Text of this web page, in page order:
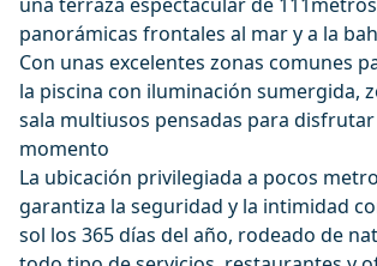
una terraza espectacular de
panorámicas frontales al mar y a la
Con unas excelentes zonas comunes
la piscina con iluminación sumergida,
sala multiusos pensadas para
momento
La ubicación privilegiada a pocos
garantiza la seguridad y la intimidad
sol los 365 días del año, rodeado de